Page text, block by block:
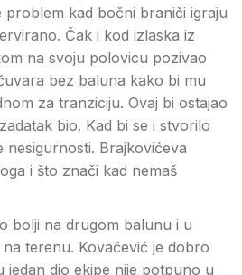
problem kad bočni braniči igraju
Čak i kod izlaska iz
na svoju polovicu pozivao
bez baluna kako bi mu
za tranziciju. Ovaj bi ostajao
bio. Kad bi se i stvorilo
nesigurnosti. Brajkovićeva
i što znači kad nemaš
bolji na drugom balunu i u
terenu. Kovačević je dobro
jedan dio ekipe nije potpuno u